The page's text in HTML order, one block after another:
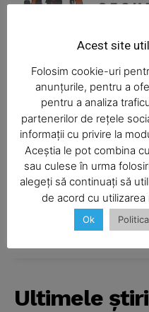
Company
Subscription Plans
Ultimele ştiri
Acest site
Folosim cookie-uri
anunțurile, pentru a
pentru a analiza
partenerilor de rețele
informații cu privire la
Aceștia le pot combina
sau culese în urma
alegeți să continuați să
de acord cu
Ok